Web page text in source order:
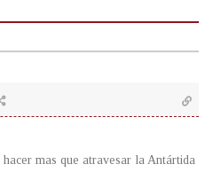
mas que atravesar la Antártida